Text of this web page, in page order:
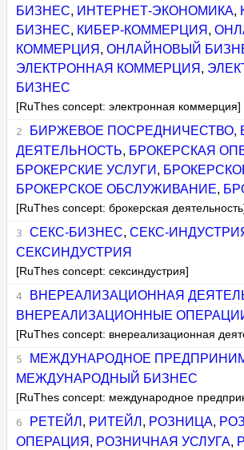
БИЗНЕС, ИНТЕРНЕТ-ЭКОНОМИКА,
БИЗНЕС, КИБЕР-КОММЕРЦИЯ ,
КОММЕРЦИЯ ,ОНЛАЙНОВЫЙ
ЭЛЕКТРОННАЯ КОММЕРЦИЯ ,
БИЗНЕС
[RuThes concept: электронная коммерция]
БИРЖЕВОЕ ПОСРЕДНИЧЕСТВО,
ДЕЯТЕЛЬНОСТЬ, БРОКЕРСКАЯ
БРОКЕРСКИЕ УСЛУГИ ,
БРОКЕРСКОЕ ОБСЛУЖИВАНИЕ,
[RuThes concept: брокерская деятельность]
СЕКС-БИЗНЕС, СЕКС-
СЕКСИНДУСТРИЯ
[RuThes concept: сексиндустрия]
ВНЕРЕАЛИЗАЦИОННАЯ
ВНЕРЕАЛИЗАЦИОННЫЕ
[RuThes concept: внереализационная
МЕЖДУНАРОДНОЕ
МЕЖДУНАРОДНЫЙ БИЗНЕС
[RuThes concept: международное
РЕТЕЙЛ , РИТЕЙЛ , РОЗНИЦА,
ОПЕРАЦИЯ , РОЗНИЧНАЯ УСЛУГА,